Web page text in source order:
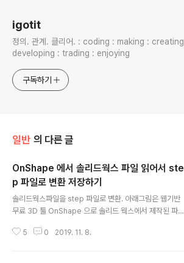
igotit
정의. 관계. 클리어. : coding : making : creating :
developing : trading : enjoying
구독하기
일반 의 다른 글
OnShape 에서 솔리드웍스 파일 읽어서 ste
p 파일로 변환 저장하기
솔리드웍스파일을 step 파일로 변환. 아래그림은 웹기반
무료 3D 툴 OnShape 으로 솔리드 웍스에서 제작된 파일
파일로 변환 출력하는 과정. 영상에서의 3D 모델에 해당하
5 0 2019. 11. 8.